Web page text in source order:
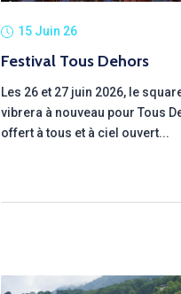
15 Juin 26
Festival Tous Dehors
Les 26 et 27 juin 2026, le
vibrera à nouveau pour Tous
offert à tous et à ciel ouvert...